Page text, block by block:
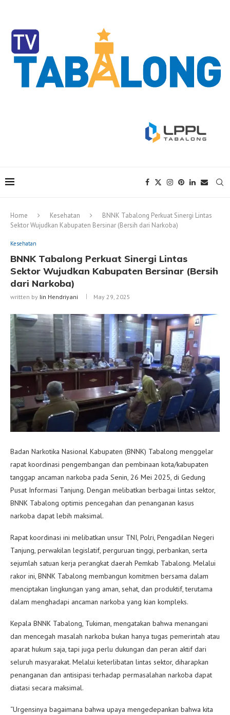
Home Kesehatan
BNNK Tabalong Perkuat Sinergi Lintas
Sektor Wujudkan Kabupaten Bersinar (Bersih dari Narkoba)
Kesehatan
BNNK Tabalong Perkuat Sinergi Lintas
Sektor Wujudkan Kabupaten Bersinar (Bersih
dari Narkoba)
written by Iin Hendriyani May 29, 2025
Badan Narkotika Nasional Kabupaten (BNNK) Tabalong menggelar
rapat koordinasi pengembangan dan pembinaan kota/kabupaten
tanggap ancaman narkoba pada Senin, 26 Mei 2025, di Gedung
Pusat Informasi Tanjung. Dengan melibatkan berbagai lintas sektor,
BNNK Tabalong optimis pencegahan dan penanganan kasus
narkoba dapat lebih maksimal.
Rapat koordinasi ini melibatkan unsur TNI, Polri, Pengadilan Negeri
Tanjung, perwakilan legislatif, perguruan tinggi, perbankan, serta
sejumlah satuan kerja perangkat daerah Pemkab Tabalong. Melalui
rakor ini, BNNK Tabalong membangun komitmen bersama dalam
menciptakan lingkungan yang aman, sehat, dan produktif, terutama
dalam menghadapi ancaman narkoba yang kian kompleks.
Kepala BNNK Tabalong, Tukiman, mengatakan bahwa menangani
dan mencegah masalah narkoba bukan hanya tugas pemerintah atau
aparat hukum saja, tapi juga perlu dukungan dan peran aktif dari
seluruh masyarakat. Melalui keterlibatan lintas sektor, diharapkan
penanganan dan antisipasi terhadap permasalahan narkoba dapat
diatasi secara maksimal.
“Urgensinya bagaimana bahwa upaya mengedepankan bahwa kita